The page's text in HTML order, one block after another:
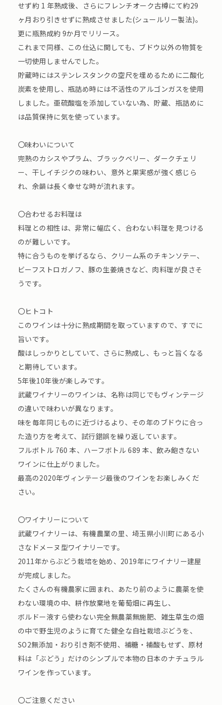
せず約 1 年熟成後、さらにフレンチオーク古樽にて約29
ヶ月おり引きせずに熟成させました(シュールリー製法)。
更に瓶熟成約 9か月でリリース。
これまで同様、この仕込に関しても、ブドウ以外の物質を
一切使用しませんでした。
貯蔵時にはステンレスタンクの空尺を埋めるために二酸化
炭素を使用し、瓶詰め時には不活性のアルゴンガスを使用
しました。亜硫酸塩を添加していない為、貯蔵、瓶詰めに
は品質保持に気を使っています。
〇味わいについて
完熟のカシスやプラム、ブラックベリー、ダークチェリ
ー、干しイチジクの味わい、意外と果実感が強く感じら
れ、余韻は長く幸せな時が流れます。
〇合わせるお料理は
料理との相性は、非常に幅広く、合わない料理を見つける
のが難しいです。
特に合うものを挙げるなら、クリーム系のチキンソテー、
ビーフストロガノフ、豚の生姜焼きなど、肉料理が良さそ
うです。
〇ヒトコト
このワインは十分に熟成期間を取っていますので、すでに
旨いです。
酸はしっかりとしていて、さらに熟成し、もっと旨くなる
と期待しています。
5年後10年後が楽しみです。
武蔵ワイナリーのワインは、名称は同じでもヴィンテージ
の違いで味わいが異なります。
味を毎年同じものに近づけるより、その年のブドウに合っ
た造り方を考えて、試行錯誤を繰り返しています。
フルボトル 760 本、ハーフボトル 689 本、飲み飽きない
ワインに仕上がりました。
最高の2020年ヴィンテージ最後のワインをお楽しみくだ
さい。
〇ワイナリーについて
武蔵ワイナリーは、有機農業の里、埼玉県小川町にある小
さなドメーヌ型ワイナリーです。
2011年からぶどう栽培を始め、2019年にワイナリー建屋
が完成しました。
たくさんの有機農家に囲まれ、あたり前のように農薬を使
わない環境の中、耕作放棄地を葡萄畑に再生し、
ボルドー液すら使わない完全無農薬無施肥、雑生草生の畑
の中で野生児のように育てた健全な自社栽培ぶどうを、
SO2無添加・おり引き剤不使用、補糖・補酸もせず、原材
料は「ぶどう」だけのシンプルで本物の日本のナチュラル
ワインを作っています。
〇ご注意ください